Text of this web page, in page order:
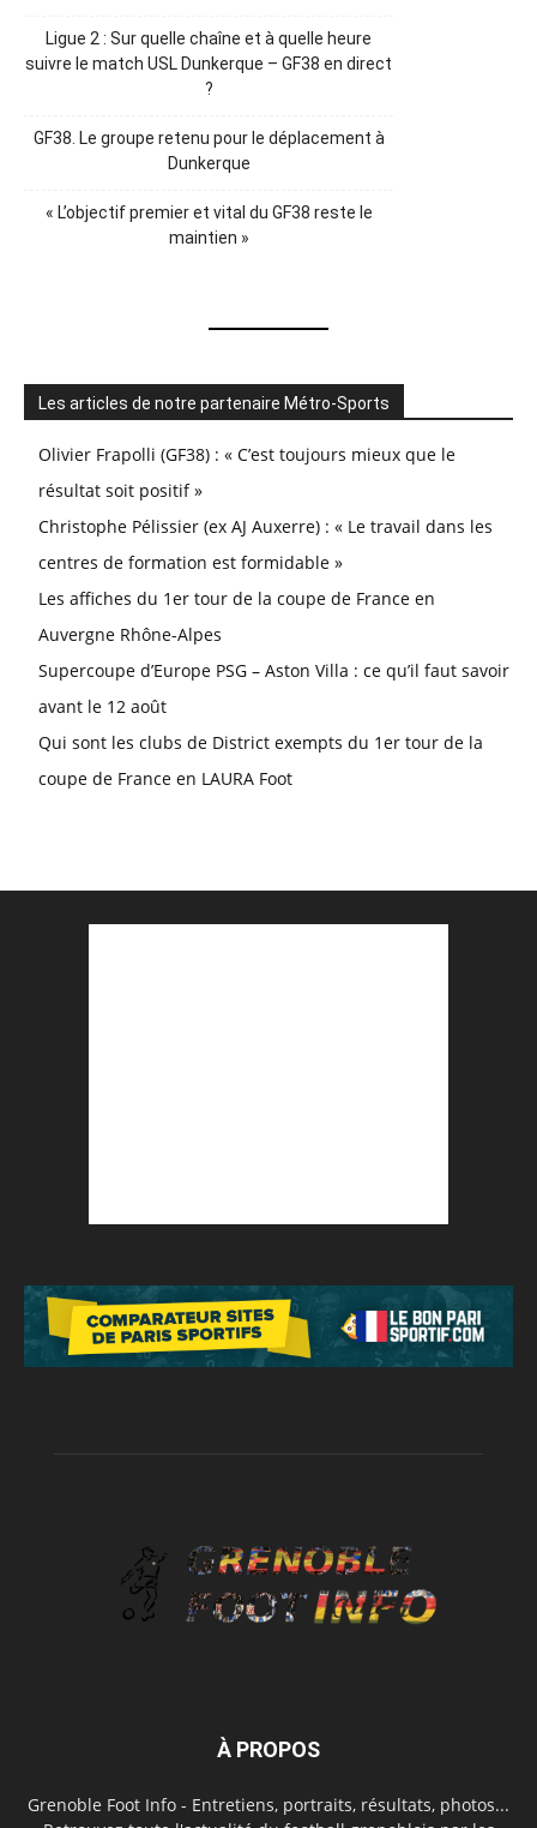
Ligue 2 : Sur quelle chaîne et à quelle heure
suivre le match USL Dunkerque – GF38 en direct
?
GF38. Le groupe retenu pour le déplacement à
Dunkerque
« L’objectif premier et vital du GF38 reste le
maintien »
Les articles de notre partenaire Métro-Sports
Olivier Frapolli (GF38) : « C’est toujours mieux que le
résultat soit positif »
Christophe Pélissier (ex AJ Auxerre) : « Le travail dans les
centres de formation est formidable »
Les affiches du 1er tour de la coupe de France en
Auvergne Rhône-Alpes
Supercoupe d’Europe PSG – Aston Villa : ce qu’il faut savoir
avant le 12 août
Qui sont les clubs de District exempts du 1er tour de la
coupe de France en LAURA Foot
À PROPOS
Grenoble Foot Info - Entretiens, portraits, résultats, photos...